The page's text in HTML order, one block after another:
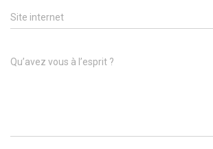
Site internet
Qu’avez vous à l’esprit ?